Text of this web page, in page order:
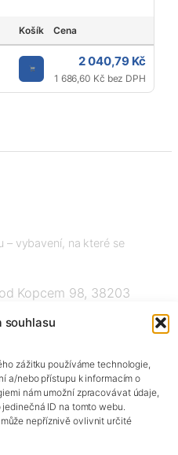
souhlasu
zážitku používáme technologie,
a/nebo přístupu k informacím o
nám umožní zpracovávat údaje,
ID na tomto webu.
nepříznivě ovlivnit určité
Košík Cena
2 040,79 Kč
1 686,60 Kč bez DPH
– vybavení, na které se
Kopcem 98, 38203